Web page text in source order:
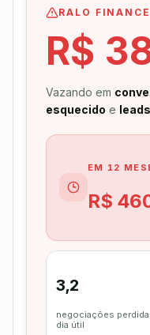
RALO
R$
Vazando em
esquecido e
EM 12
R$
3,2
negociações
dia útil